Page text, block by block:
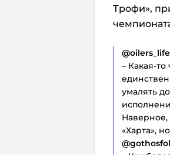
Трофи»,
– Какая-
умалять
Наверное,
«Харта»,